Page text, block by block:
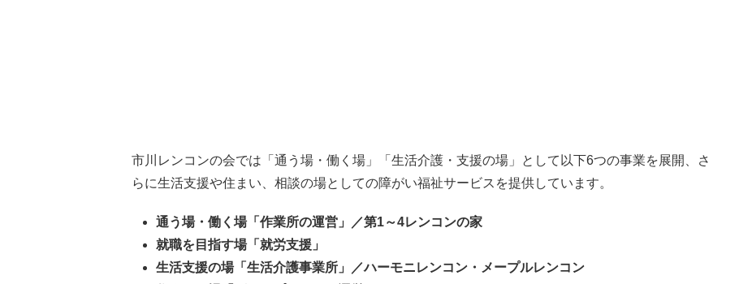
市川レンコンの会では「通う場・働く場」「生活介護・支援の場」として以下6つの事業を展開、さ
らに生活支援や住まい、相談の場としての障がい福祉サービスを提供しています。
通う場・働く場「作業所の運営」／第1～4レンコンの家
就職を目指す場「就労支援」
生活支援の場「生活介護事業所」／ハーモニレンコン・メープルレンコン